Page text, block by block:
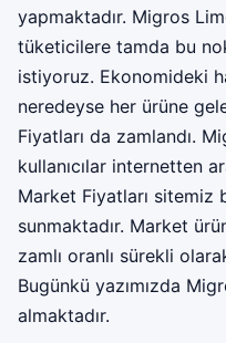
yapmaktadır. Migros
tüketicilere tamda bu
istiyoruz. Ekonomideki
neredeyse her ürüne
Fiyatları da zamlandı.
kullanıcılar internetten
Market Fiyatları sitemiz
sunmaktadır. Market
zamlı oranlı sürekli
Bugünkü yazımızda
almaktadır.